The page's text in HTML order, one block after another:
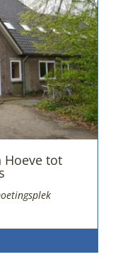
Hoeve tot